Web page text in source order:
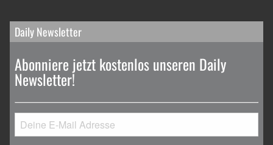
Daily Newsletter
Abonniere jetzt kostenlos unseren Daily
Newsletter!